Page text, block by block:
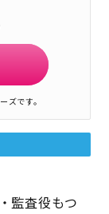
ズです。
監査役もつ